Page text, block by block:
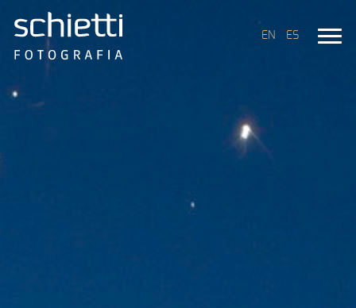
EN ES